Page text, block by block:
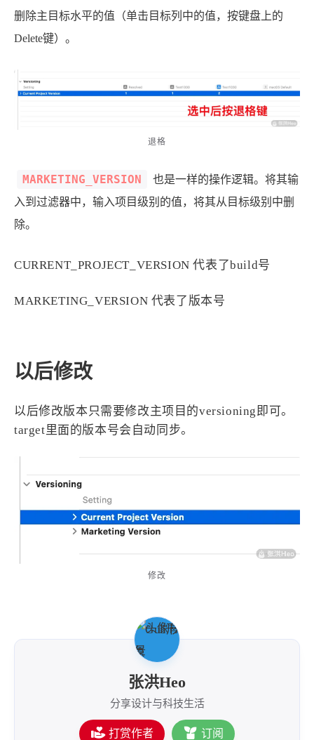
删除主目标水平的值（单击目标列中的值，按键盘上的
Delete键）。
退格
MARKETING_VERSION
也是一样的操作逻辑。将其输
入到过滤器中，输入项目级别的值，将其从目标级别中删
除。
CURRENT_PROJECT_VERSION 代表了build号
MARKETING_VERSION 代表了版本号
以后修改
以后修改版本只需要修改主项目的versioning即可。
target里面的版本号会自动同步。
修改
张洪Heo
分享设计与科技生活
打赏作者 订阅